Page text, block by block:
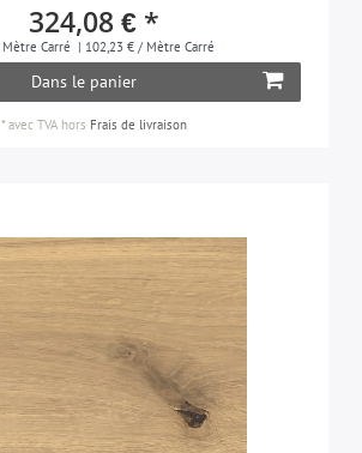
324,08 € *
Mètre Carré | 102,23 € / Mètre Carré
Dans le panier
*avec TVAhors Frais de livraison